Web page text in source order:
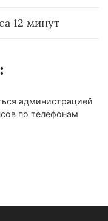
12 минут
администрацией
по телефонам